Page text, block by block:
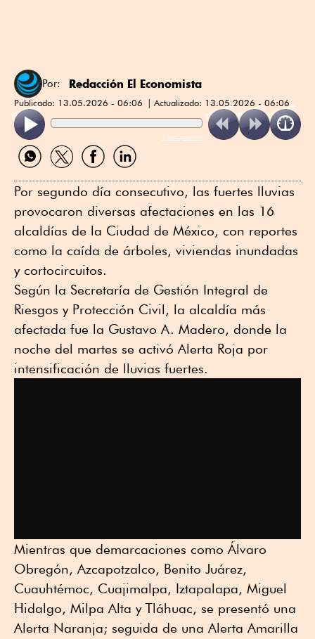
Por: Redacción El Economista
Publicado: 13.05.2026 - 06:06 Actualizado: 13.05.2026 - 06:06
ReadSpeaker
Compartir
por
Compartir
por
Compartir
por
Compartir
por
Por segundo día consecutivo, las fuertes lluvias
provocaron diversas afectaciones en las 16
alcaldías de la Ciudad de México, con reportes
como la caída de árboles, viviendas inundadas
y cortocircuitos.
Según la Secretaría de Gestión Integral de
Riesgos y Protección Civil, la alcaldía más
afectada fue la Gustavo A. Madero, donde la
noche del martes se activó Alerta Roja por
intensificación de lluvias fuertes.
Mientras que demarcaciones como Álvaro
Obregón, Azcapotzalco, Benito Juárez,
Cuauhtémoc, Cuajimalpa, Iztapalapa, Miguel
Hidalgo, Milpa Alta y Tláhuac, se presentó una
Alerta Naranja; seguida de una Alerta Amarilla